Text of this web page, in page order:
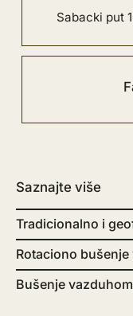
Sabacki put
Saznajte više
Tradicionalno i
Rotaciono
Bušenje vazduhom